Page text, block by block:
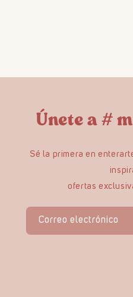
Únete a #
Sé la primera en
ofertas
Correo electrónico